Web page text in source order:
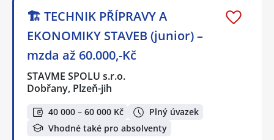
🏗️ TECHNIK PŘÍPRAVY A
EKONOMIKY STAVEB (junior) –
mzda až 60.000,-Kč
STAVME SPOLU s.r.o.
Dobřany, Plzeň-jih
40 000 – 60 000 Kč
Plný úvazek
Vhodné také pro absolventy